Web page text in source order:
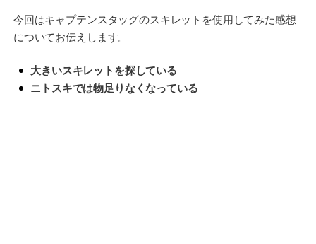
今回はキャプテンスタッグのスキレットを使用してみた感想
についてお伝えします。
大きいスキレットを探している
ニトスキでは物足りなくなっている